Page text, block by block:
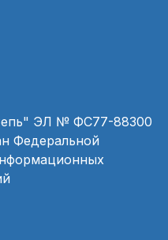
ЭЛ № ФС77-88300
Федеральной